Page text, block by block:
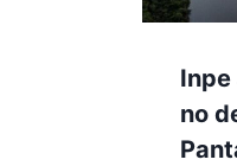
Inpe
no